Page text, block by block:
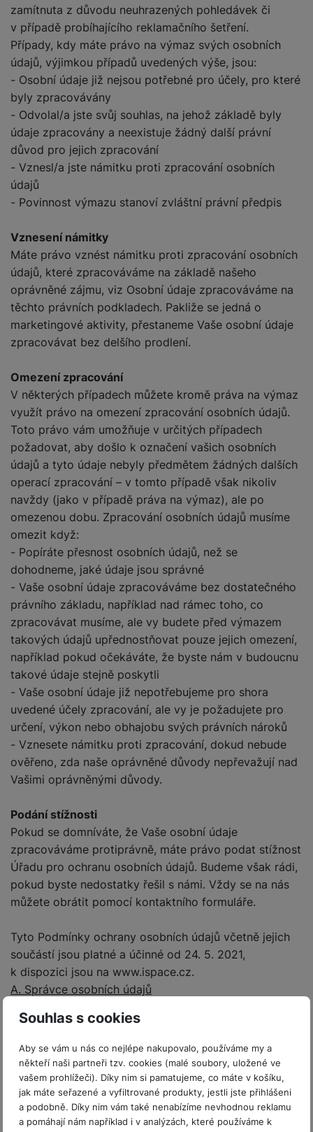
Souhlas s cookies
Aby se vám u nás co nejlépe nakupovalo, používáme my a
někteří naši partneři tzv. cookies (malé soubory, uložené ve
vašem prohlížeči). Díky nim si pamatujeme, co máte v košíku,
jak máte seřazené a vyfiltrované produkty, jestli jste přihlášeni
a podobně. Díky nim vám také nenabízíme nevhodnou reklamu
a pomáhají nám například i v analýzách, které používáme k
zamítnuta z důvodu neuhrazených pohledávek či
v případě probíhajícího reklamačního šetření.
Případy, kdy máte právo na výmaz svých osobních
údajů, výjimkou případů uvedených výše, jsou:
- Osobní údaje již nejsou potřebné pro účely, pro které
byly zpracovávány
- Odvolal/a jste svůj souhlas, na jehož základě byly
údaje zpracovány a neexistuje žádný další právní
důvod pro jejich zpracování
- Vznesl/a jste námitku proti zpracování osobních
údajů
- Povinnost výmazu stanoví zvláštní právní předpis
Vznesení námitky
Máte právo vznést námitku proti zpracování osobních
údajů, které zpracováváme na základě našeho
oprávněné zájmu, viz Osobní údaje zpracováváme na
těchto právních podkladech. Pakliže se jedná o
marketingové aktivity, přestaneme Vaše osobní údaje
zpracovávat bez delšího prodlení.
Omezení zpracování
V některých případech můžete kromě práva na výmaz
využít právo na omezení zpracování osobních údajů.
Toto právo vám umožňuje v určitých případech
požadovat, aby došlo k označení vašich osobních
údajů a tyto údaje nebyly předmětem žádných dalších
operací zpracování – v tomto případě však nikoliv
navždy (jako v případě práva na výmaz), ale po
omezenou dobu. Zpracování osobních údajů musíme
omezit když:
- Popíráte přesnost osobních údajů, než se
dohodneme, jaké údaje jsou správné
- Vaše osobní údaje zpracováváme bez dostatečného
právního základu, například nad rámec toho, co
zpracovávat musíme, ale vy budete před výmazem
takových údajů upřednostňovat pouze jejich omezení,
například pokud očekáváte, že byste nám v budoucnu
takové údaje stejně poskytli
- Vaše osobní údaje již nepotřebujeme pro shora
uvedené účely zpracování, ale vy je požadujete pro
určení, výkon nebo obhajobu svých právních nároků
- Vznesete námitku proti zpracování, dokud nebude
ověřeno, zda naše oprávněné důvody nepřevažují nad
Vašimi oprávněnými důvody.
Podání stížnosti
Pokud se domníváte, že Vaše osobní údaje
zpracováváme protiprávně, máte právo podat stížnost
Úřadu pro ochranu osobních údajů. Budeme však rádi,
pokud byste nedostatky řešil s námi. Vždy se na nás
můžete obrátit pomocí kontaktního formuláře.
Tyto Podmínky ochrany osobních údajů včetně jejich
součástí jsou platné a účinné od 24. 5. 2021,
k dispozici jsou na www.ispace.cz.
A. Správce osobních údajů
Náchodská 2396/21, 193 00 Praha 9, IČO 46352163,
zapsána v obchodním rejstříku u Městského soudu v
Praze, oddíl C, vložka 12006 a jako správce
zpracováváme vaše osobní údaje.
Kontaktovat nás můžete na e-mailu setos@setos.cz
nebo +420 241 021 600.